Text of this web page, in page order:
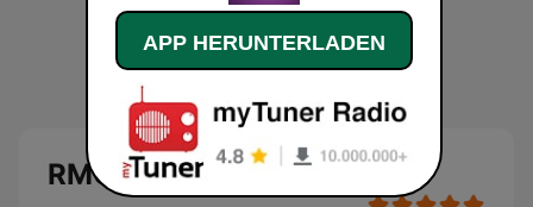
RMC Disco Funk
APP HERUNTERLADEN